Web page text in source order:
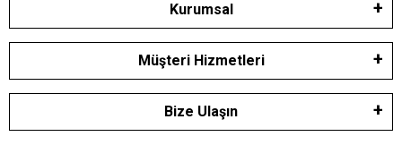
Kurumsal
Müşteri Hizmetleri
Bize Ulaşın